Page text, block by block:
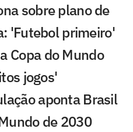
sobre plano de
'Futebol primeiro'
Copa do Mundo
jogos'
aponta Brasil
de 2030